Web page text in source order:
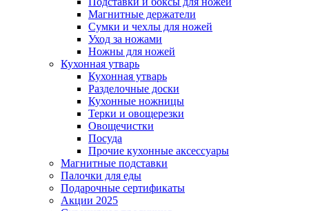
Магнитные держатели
Сумки и чехлы для ножей
Уход за ножами
Ножны для ножей
Кухонная утварь
Кухонная утварь
Разделочные доски
Кухонные ножницы
Терки и овощерезки
Овощечистки
Посуда
Прочие кухонные аксессуары
Магнитные подставки
Палочки для еды
Подарочные сертификаты
Акции 2025